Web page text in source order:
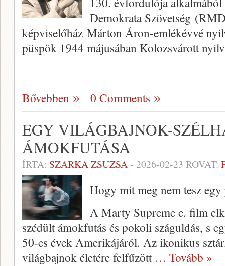
Demokrata Szövetség
képviselőház Márton Áron-emlékévvé
püspök 1944 májusában Kolozsvárott
Bővebben 0 Comments
EGY VILÁGBAJNOK-
ÁMOKFUTÁSA
ÍRTA: SZARKA ZSUZSA- 2026-02-23 ROVAT:
Hogy mit meg nem tesz
A Marty Supreme c. film
szédült ámokfutás és pokoli száguldás, s
50-es évek Amerikájáról. Az ikonikus
világbajnok életére felfűzött … Tovább »